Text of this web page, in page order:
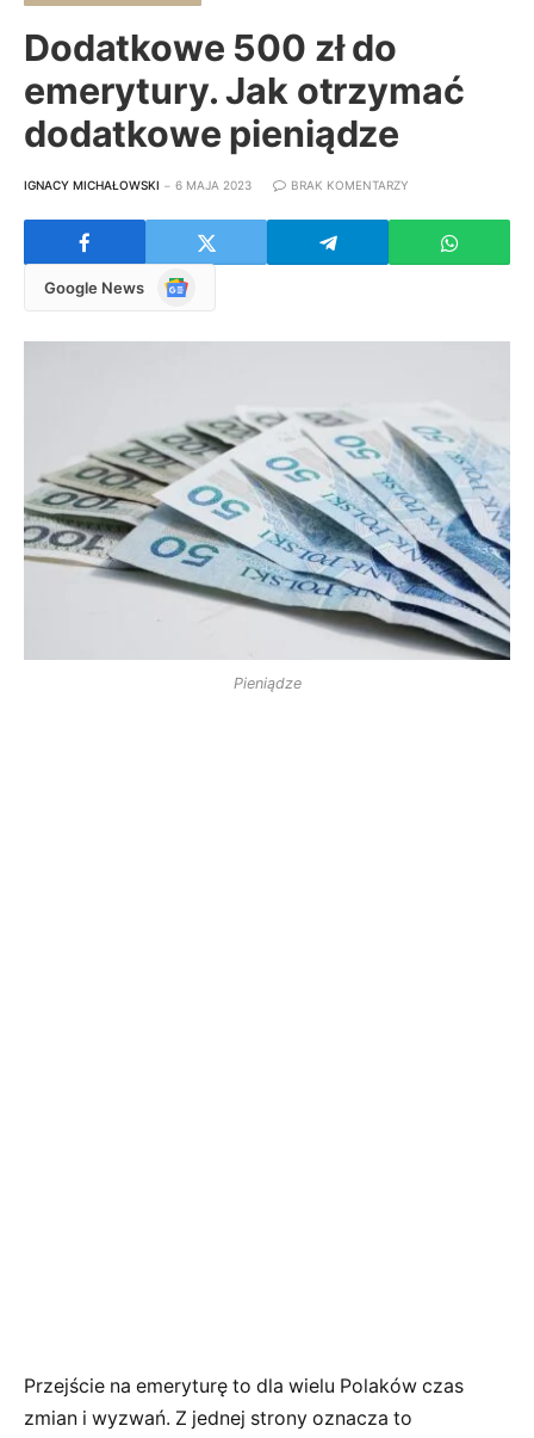
Dodatkowe 500 zł do
emerytury. Jak otrzymać
dodatkowe pieniądze
IGNACY MICHAŁOWSKI 6 MAJA 2023 BRAK KOMENTARZY
Google News
Google
Pieniądze
Przejście na emeryturę to dla wielu Polaków czas
zmian i wyzwań. Z jednej strony oznacza to